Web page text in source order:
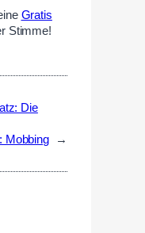
Gratis
Stimme!
Die
Mobbing
→